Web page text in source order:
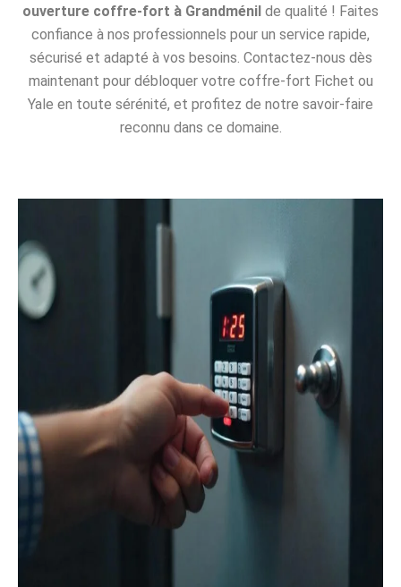
ouverture coffre-fort à Grandménil de qualité ! Faites
confiance à nos professionnels pour un service rapide,
sécurisé et adapté à vos besoins. Contactez-nous dès
maintenant pour débloquer votre coffre-fort Fichet ou
Yale en toute sérénité, et profitez de notre savoir-faire
reconnu dans ce domaine.